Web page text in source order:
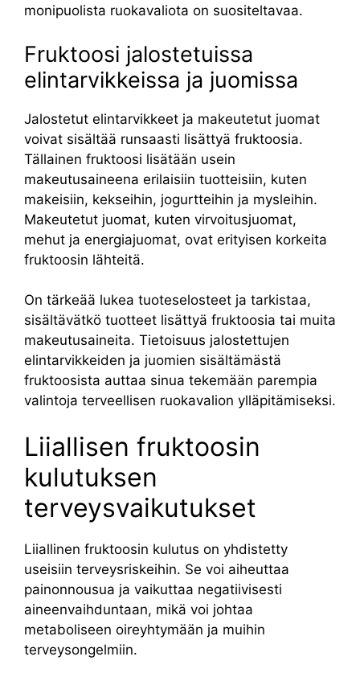
monipuolista ruokavaliota on suositeltavaa.
Fruktoosi jalostetuissa
elintarvikkeissa ja juomissa
Jalostetut elintarvikkeet ja makeutetut juomat
voivat sisältää runsaasti lisättyä fruktoosia.
Tällainen fruktoosi lisätään usein
makeutusaineena erilaisiin tuotteisiin, kuten
makeisiin, kekseihin, jogurtteihin ja mysleihin.
Makeutetut juomat, kuten virvoitusjuomat,
mehut ja energiajuomat, ovat erityisen korkeita
fruktoosin lähteitä.
On tärkeää lukea tuoteselosteet ja tarkistaa,
sisältävätkö tuotteet lisättyä fruktoosia tai muita
makeutusaineita. Tietoisuus jalostettujen
elintarvikkeiden ja juomien sisältämästä
fruktoosista auttaa sinua tekemään parempia
valintoja terveellisen ruokavalion ylläpitämiseksi.
Liiallisen fruktoosin
kulutuksen
terveysvaikutukset
Liiallinen fruktoosin kulutus on yhdistetty
useisiin terveysriskeihin. Se voi aiheuttaa
painonnousua ja vaikuttaa negatiivisesti
aineenvaihduntaan, mikä voi johtaa
metaboliseen oireyhtymään ja muihin
terveysongelmiin.